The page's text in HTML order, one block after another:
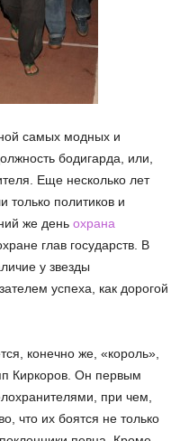
самых модных и
бодигарда, или,
Еще несколько лет
только политиков и
же день охрана
глав государств. В
у звезды
успеха, как дорогой
конечно же, «король»,
Киркоров. Он первым
при чем,
что их боятся не только